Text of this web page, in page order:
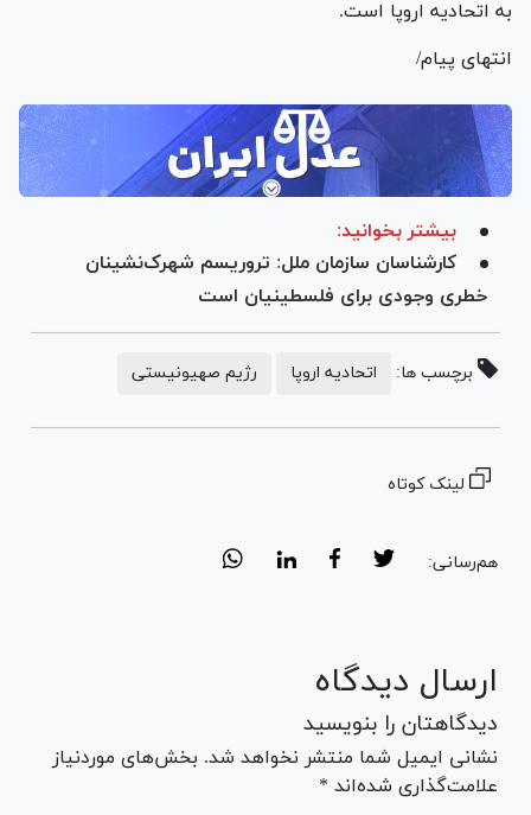
به اتحادیه اروپا است.
انتهای پیام/
بیشتر بخوانید:
کارشناسان سازمان ملل: تروریسم شهرک‌نشینان
خطری وجودی برای فلسطینیان است
برچسب ها: اتحادیه اروپا رژیم صهیونیستی
لینک کوتاه
هم‌رسانی:
ارسال دیدگاه
دیدگاهتان را بنویسید
نشانی ایمیل شما منتشر نخواهد شد. بخش‌های موردنیاز
علامت‌گذاری شده‌اند *